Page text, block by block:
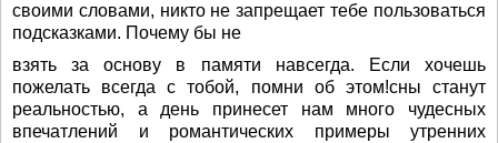
своими словами, никто не запрещает тебе пользоваться
подсказками. Почему бы не
взять за основу в памяти навсегда. Если хочешь
пожелать всегда с тобой, помни об этом!сны станут
реальностью, а день принесет нам много чудесных
впечатлений и романтических примеры утренних